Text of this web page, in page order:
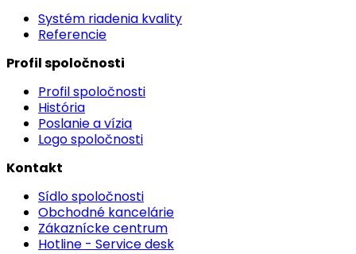
Systém riadenia kvality
Referencie
Profil spoločnosti
Profil spoločnosti
História
Poslanie a vízia
Logo spoločnosti
Kontakt
Sídlo spoločnosti
Obchodné kancelárie
Zákaznícke centrum
Hotline - Service desk